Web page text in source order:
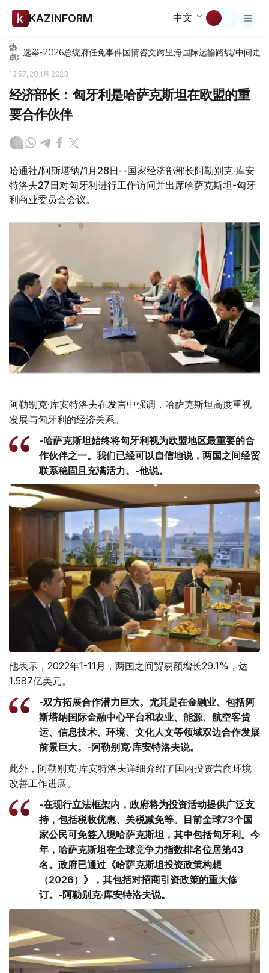
KAZINFORM 中文
热
点: 选举-2026总统府任免事件国情咨文跨里海国际运输路线/中间走廊
13:57, 28 1月 2023
经济部长：匈牙利是哈萨克斯坦在欧盟的重
要合作伙伴
哈通社/阿斯塔纳/1月28日--国家经济部部长阿勒别克·库安
特洛夫27日对匈牙利进行工作访问并出席哈萨克斯坦-匈牙
利商业委员会会议。
阿勒别克·库安特洛夫在发言中强调，哈萨克斯坦高度重视
发展与匈牙利的经济关系。
-哈萨克斯坦始终将匈牙利视为欧盟地区最重要的合
作伙伴之一。我们已经可以自信地说，两国之间经贸
联系稳固且充满活力。-他说。
他表示，2022年1-11月，两国之间贸易额增长29.1%，达
1.587亿美元。
-双方拓展合作潜力巨大。尤其是在金融业、包括阿
斯塔纳国际金融中心平台和农业、能源、航空客货
运、信息技术、环境、文化人文等领域双边合作发展
前景巨大。-阿勒别克·库安特洛夫说。
此外，阿勒别克·库安特洛夫详细介绍了国内投资营商环境
改善工作进展。
-在现行立法框架内，政府将为投资活动提供广泛支
持，包括税收优惠、关税减免等。目前全球73个国
家公民可免签入境哈萨克斯坦，其中包括匈牙利。今
年，哈萨克斯坦在全球竞争力指数排名位居第43
名。政府已通过《哈萨克斯坦投资政策构想
（2026）》，其包括对招商引资政策的重大修
订。-阿勒别克·库安特洛夫说。